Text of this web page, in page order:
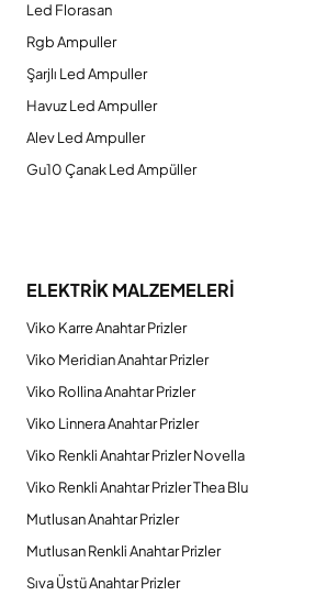
Led Florasan
Rgb Ampuller
Şarjlı Led Ampuller
Havuz Led Ampuller
Alev Led Ampuller
Gu10 Çanak Led Ampüller
ELEKTRİK MALZEMELERİ
Viko Karre Anahtar Prizler
Viko Meridian Anahtar Prizler
Viko Rollina Anahtar Prizler
Viko Linnera Anahtar Prizler
Viko Renkli Anahtar Prizler Novella
Viko Renkli Anahtar Prizler Thea Blu
Mutlusan Anahtar Prizler
Mutlusan Renkli Anahtar Prizler
Sıva Üstü Anahtar Prizler